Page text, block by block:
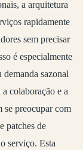
a arquitetura
rapidamente
sem precisar
é especialmente
sazonal
colaboração e a
se preocupar com
patches de
serviço. Esta